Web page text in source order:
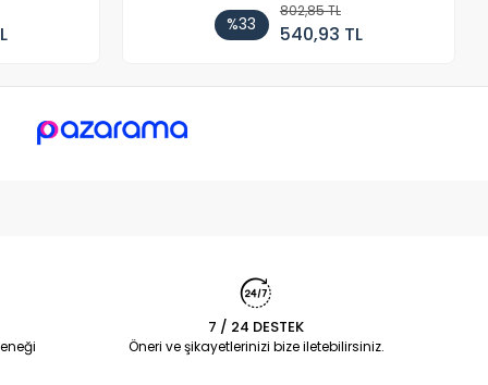
%33
802,85 TL
540,93 TL
7 / 24 DESTEK
Öneri ve şikayetlerinizi bize iletebilirsiniz.